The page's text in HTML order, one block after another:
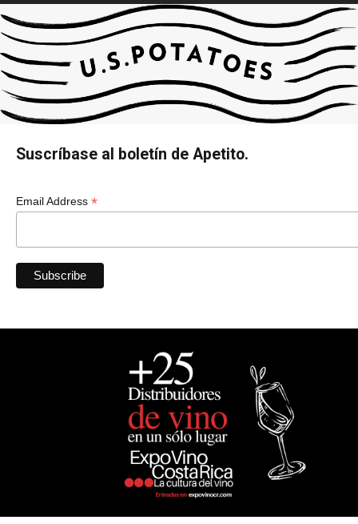
Suscríbase al boletín de Apetito.
Email Address *